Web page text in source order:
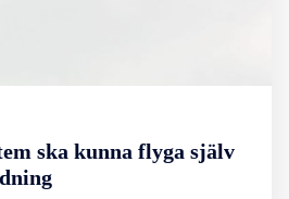
ska kunna flyga själv